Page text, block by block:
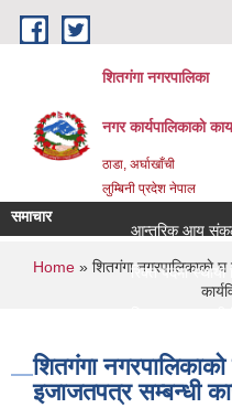
Skip to main content
शितगंगा नगरपालिका
नगर कार्यपालिकाकाे
ठाडा, अर्घाखाँची
लुम्बिनी प्रदेश नेपाल
समाचार
आन्तरिक आय
रिक्त पदमा स्थायी
You are here
Home» शितगंगा नगरपालिकाकाे घ
शितगंगा नगरपालिकाकाे
इजाजतपत्र सम्बन्धी